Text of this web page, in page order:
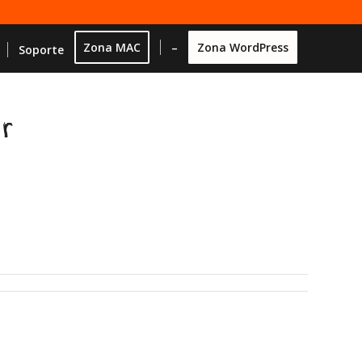
Soporte Zona MAC – Zona WordPress